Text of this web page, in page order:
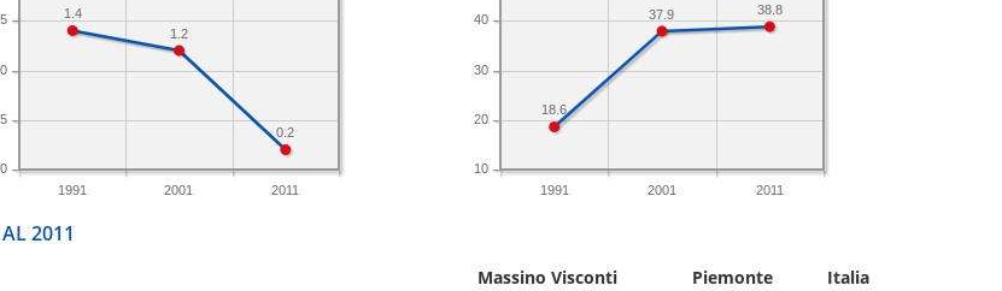
1991 2001 2011
0.2
1.2
1.4
1991 2001 2011
10
20
30
40
38.8
37.9
18.6
2011
Massino Visconti Piemonte Italia